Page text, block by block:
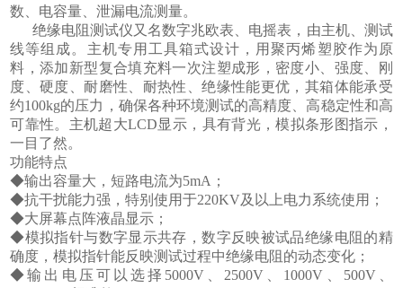
数、电容量、泄漏电流测量。
绝缘电阻测试仪又名数字兆欧表、电摇表，由主机、测试
线等组成。主机专用工具箱式设计，用聚丙烯塑胶作为原
料，添加新型复合填充料一次注塑成形，密度小、强度、刚
度、硬度、耐磨性、耐热性、绝缘性能更优，其箱体能承受
约100kg的压力，确保各种环境测试的高精度、高稳定性和高
可靠性。主机超大LCD显示，具有背光，模拟条形图指示，
一目了然。
功能特点
◆输出容量大，短路电流为5mA；
◆抗干扰能力强，特别使用于220KV及以上电力系统使用；
◆大屏幕点阵液晶显示；
◆模拟指针与数字显示共存，数字反映被试品绝缘电阻的精
确度，模拟指针能反映测试过程中绝缘电阻的动态变化；
◆输出电压可以选择5000V、2500V、1000V、500V、